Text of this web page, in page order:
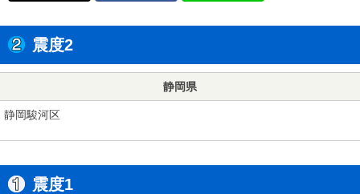
震度2
静岡県
静岡駿河区
震度1